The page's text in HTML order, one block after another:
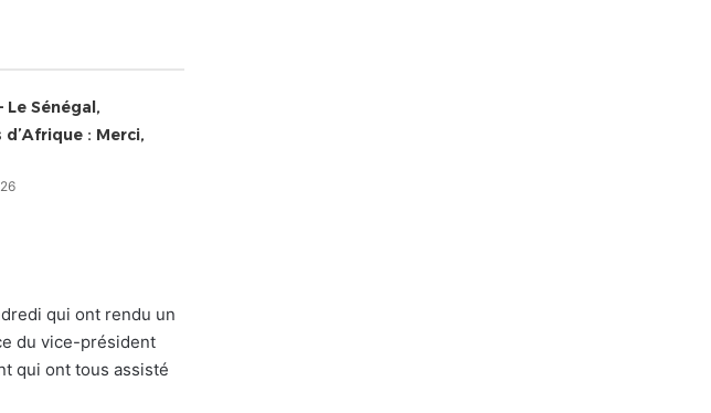
Le Sénégal,
: Merci,
qui ont rendu un
du vice-président
qui ont tous assisté